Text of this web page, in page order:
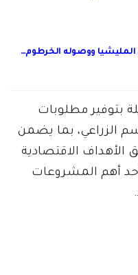
ووصوله الخرطوم…
بتوفير مطلوبات
الزراعي، بما يضمن
الأهداف الاقتصادية
أحد أهم المشروعات